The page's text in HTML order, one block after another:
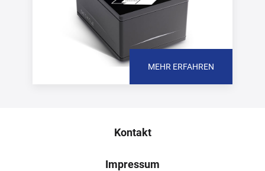
MEHR ERFAHREN
Kontakt
Impressum